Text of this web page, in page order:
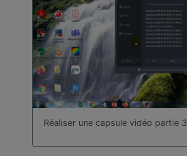
Réaliser une capsule vidéo partie 3